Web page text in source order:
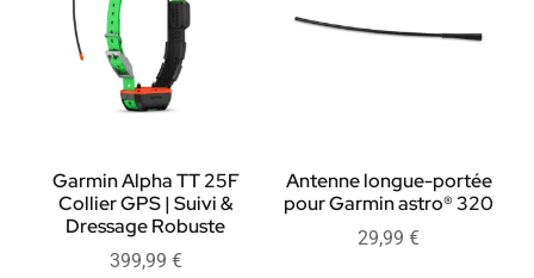
Garmin Alpha TT 25F
Collier GPS | Suivi &
Dressage Robuste
399,99 €
Antenne longue-portée
pour Garmin astro® 320
29,99 €